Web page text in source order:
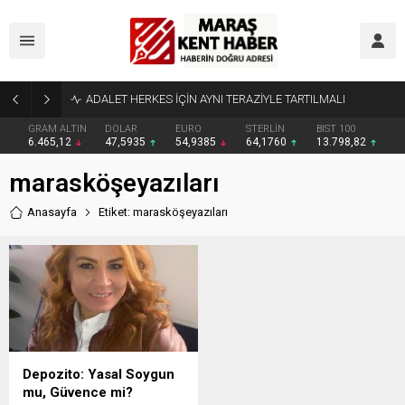
ADALET HERKES İÇİN AYNI TERAZİYLE TARTILMALI
GRAM ALTIN
6.465,12
DOLAR
47,5935
EURO
54,9385
STERLİN
64,1760
BIST 100
13.798,82
marasköşeyazıları
Anasayfa Etiket: marasköşeyazıları
Depozito: Yasal Soygun
mu, Güvence mi?